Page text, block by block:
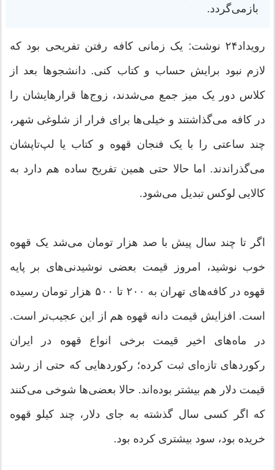
بازمی‌گردد.
رویداد۲۴ نوشت: یک زمانی کافه رفتن تفریحی بود که
لازم نبود برایش حساب و کتاب کنی. دانشجوها بعد از
کلاس دور یک میز جمع می‌شدند، زوج‌ها قرارهایشان را
در کافه می‌گذاشتند و خیلی‌ها برای فرار از شلوغی شهر،
چند ساعتی را با یک فنجان قهوه و کتاب یا لپ‌تاپشان
می‌گذراندند. اما حالا حتی همین تفریح ساده هم دارد به
کالایی لوکس تبدیل می‌شود.
اگر تا چند سال پیش با صد هزار تومان می‌شد یک قهوه
خوب نوشید، امروز قیمت بعضی نوشیدنی‌های بر پایه
قهوه در کافه‌های تهران به ۲۰۰ تا ۵۰۰ هزار تومان رسیده
است. افزایش قیمت دانه قهوه هم از این عجیب‌تر است.
در ماه‌های اخیر قیمت برخی انواع قهوه در ایران
رکوردهای تازه‌ای ثبت کرده؛ رکوردهایی که حتی از رشد
قیمت دلار هم بیشتر بوده‌اند. حالا بعضی‌ها شوخی می‌کنند
که اگر کسی سال گذشته به جای دلار، چند کیلو قهوه
خریده بود، سود بیشتری کرده بود.